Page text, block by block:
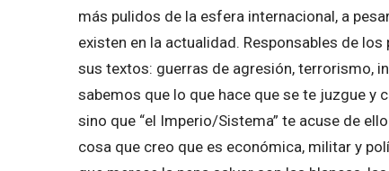
más pulidos de la esfera internacional, a
existen en la actualidad. Responsables de
sus textos: guerras de agresión, terrorismo,
sabemos que lo que hace que se te juzgue y
sino que “el Imperio/Sistema” te acuse de
cosa que creo que es económica, militar y